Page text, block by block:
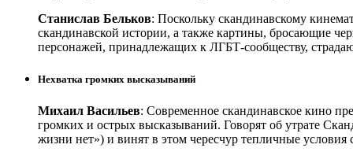
Станислав Бельков: Поскольку скандинавскому
скандинавской истории, а также картины, бросающие
персонажей, принадлежащих к ЛГБТ-сообществу,
Нехватка громких высказываний
Михаил Васильев: Современное скандинавское кино
громких и острых высказываний. Говорят об утрате
жизни нет») и винят в этом чересчур тепличные